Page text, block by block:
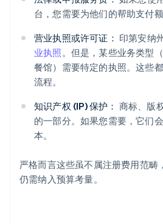
台，您需要为他们的帮助支付额
营业执照或许可证： 印第安纳
业执照。但是，某些业务类型
餐馆）需要特定的执照。这些
流程。
知识产权 (IP) 保护： 商标、版
的一部分。如果您需要，它们
本。
严格而言这些虽不属注册费用范畴
仍需纳入预算考量。